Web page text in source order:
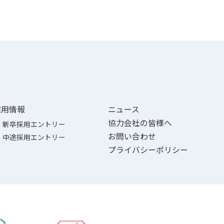
情報
新卒採用エントリー
中途採用エントリー
ニュース
協力会社の皆様へ
お問い合わせ
プライバシーポリシー